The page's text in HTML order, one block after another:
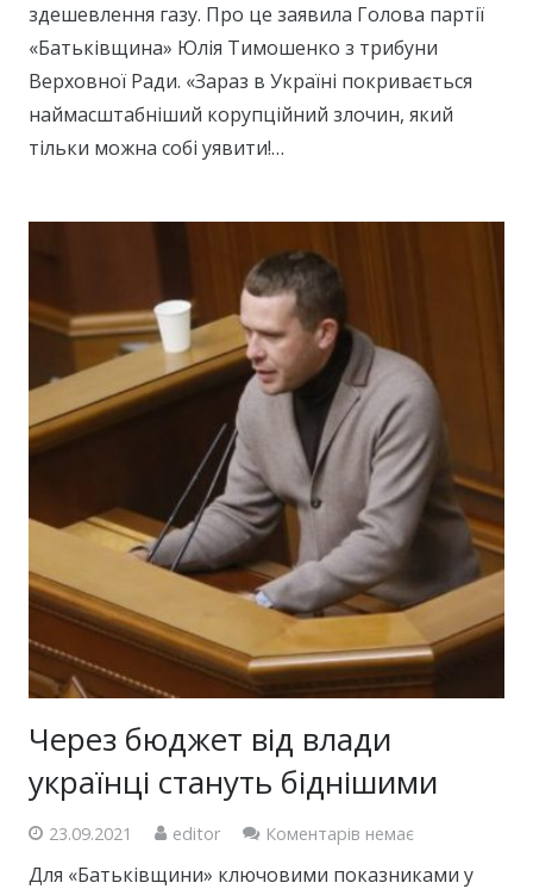
здешевлення газу. Про це заявила Голова партії
«Батьківщина» Юлія Тимошенко з трибуни
Верховної Ради. «Зараз в Україні покривається
наймасштабніший корупційний злочин, який
тільки можна собі уявити!…
Через бюджет від влади
українці стануть біднішими
23.09.2021 editor Коментарів немає
Для «Батьківщини» ключовими показниками у